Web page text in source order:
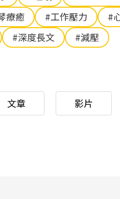
療癒 #工作壓力
#
#深度長文 #減壓
文章 影片